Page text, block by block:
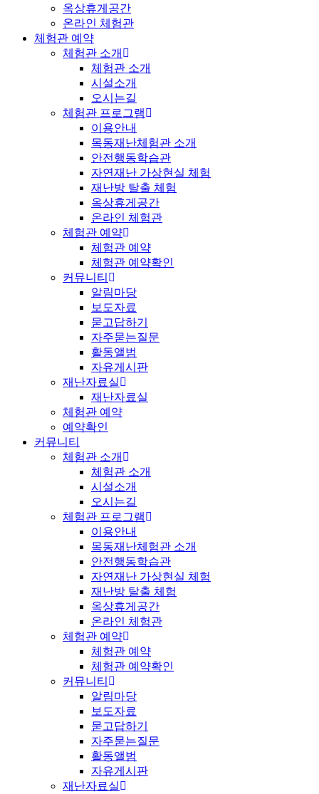
옥상휴게공간
온라인 체험관
체험관 예약
체험관 소개
체험관 소개
시설소개
오시는길
체험관 프로그램
이용안내
목동재난체험관 소개
안전행동학습관
자연재난 가상현실 체험
재난방 탈출 체험
옥상휴게공간
온라인 체험관
체험관 예약
체험관 예약
체험관 예약확인
커뮤니티
알림마당
보도자료
묻고답하기
자주묻는질문
활동앨범
자유게시판
재난자료실
재난자료실
체험관 예약
예약확인
커뮤니티
체험관 소개
체험관 소개
시설소개
오시는길
체험관 프로그램
이용안내
목동재난체험관 소개
안전행동학습관
자연재난 가상현실 체험
재난방 탈출 체험
옥상휴게공간
온라인 체험관
체험관 예약
체험관 예약
체험관 예약확인
커뮤니티
알림마당
보도자료
묻고답하기
자주묻는질문
활동앨범
자유게시판
재난자료실